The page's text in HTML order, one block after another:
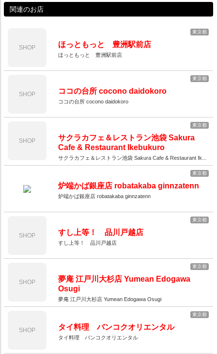
関連のお店
SHOP
東京都
ほっともっと 豊洲駅前店
ほっともっと 豊洲駅前店
SHOP
東京都
ココの台所 cocono daidokoro
ココの台所 cocono daidokoro
SHOP
東京都
サクラカフェ＆レストラン池袋 Sakura
Cafe & Restaurant Ikebukuro
サクラカフェ＆レストラン池袋 Sakura Cafe & Restaurant Ik...
東京都
炉端かば銀座店 robatakaba ginnzatenn
炉端かば銀座店 robatakaba ginnzatenn
SHOP
東京都
すし上等！ 品川戸越店
すし上等！ 品川戸越店
SHOP
東京都
夢庵 江戸川大杉店 Yumean Edogawa
Osugi
夢庵 江戸川大杉店 Yumean Edogawa Osugi
SHOP
東京都
タイ料理 バンコクオリエンタル
タイ料理 バンコクオリエンタル